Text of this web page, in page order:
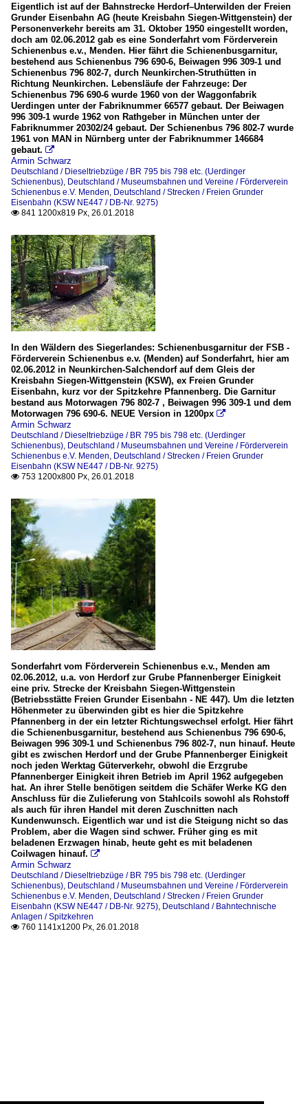
Eigentlich ist auf der Bahnstrecke Herdorf–Unterwilden der Freien
Grunder Eisenbahn AG (heute Kreisbahn Siegen-Wittgenstein) der
Personenverkehr bereits am 31. Oktober 1950 eingestellt worden,
doch am 02.06.2012 gab es eine Sonderfahrt vom Förderverein
Schienenbus e.v., Menden. Hier fährt die Schienenbusgarnitur,
bestehend aus Schienenbus 796 690-6, Beiwagen 996 309-1 und
Schienenbus 796 802-7, durch Neunkirchen-Struthütten in
Richtung Neunkirchen. Lebensläufe der Fahrzeuge: Der
Schienenbus 796 690-6 wurde 1960 von der Waggonfabrik
Uerdingen unter der Fabriknummer 66577 gebaut. Der Beiwagen
996 309-1 wurde 1962 von Rathgeber in München unter der
Fabriknummer 20302/24 gebaut. Der Schienenbus 796 802-7 wurde
1961 von MAN in Nürnberg unter der Fabriknummer 146684
gebaut. 
Armin Schwarz
Deutschland / Dieseltriebzüge / BR 795 bis 798 etc. (Uerdinger
Schienenbus) Deutschland / Museumsbahnen und Vereine / Förderverein
Schienenbus e.V. Menden Deutschland / Strecken / Freien Grunder
Eisenbahn (KSW NE447 / DB-Nr. 9275)
 841 1200x819 Px, 26.01.2018
In den Wäldern des Siegerlandes: Schienenbusgarnitur der FSB -
Förderverein Schienenbus e.v. (Menden) auf Sonderfahrt, hier am
02.06.2012 in Neunkirchen-Salchendorf auf dem Gleis der
Kreisbahn Siegen-Wittgenstein (KSW), ex Freien Grunder
Eisenbahn, kurz vor der Spitzkehre Pfannenberg. Die Garnitur
bestand aus Motorwagen 796 802-7 , Beiwagen 996 309-1 und dem
Motorwagen 796 690-6. NEUE Version in 1200px 
Armin Schwarz
Deutschland / Dieseltriebzüge / BR 795 bis 798 etc. (Uerdinger
Schienenbus) Deutschland / Museumsbahnen und Vereine / Förderverein
Schienenbus e.V. Menden Deutschland / Strecken / Freien Grunder
Eisenbahn (KSW NE447 / DB-Nr. 9275)
 753 1200x800 Px, 26.01.2018
Sonderfahrt vom Förderverein Schienenbus e.v., Menden am
02.06.2012, u.a. von Herdorf zur Grube Pfannenberger Einigkeit
eine priv. Strecke der Kreisbahn Siegen-Wittgenstein
(Betriebsstätte Freien Grunder Eisenbahn - NE 447). Um die letzten
Höhenmeter zu überwinden gibt es hier die Spitzkehre
Pfannenberg in der ein letzter Richtungswechsel erfolgt. Hier fährt
die Schienenbusgarnitur, bestehend aus Schienenbus 796 690-6,
Beiwagen 996 309-1 und Schienenbus 796 802-7, nun hinauf. Heute
gibt es zwischen Herdorf und der Grube Pfannenberger Einigkeit
noch jeden Werktag Güterverkehr, obwohl die Erzgrube
Pfannenberger Einigkeit ihren Betrieb im April 1962 aufgegeben
hat. An ihrer Stelle benötigen seitdem die Schäfer Werke KG den
Anschluss für die Zulieferung von Stahlcoils sowohl als Rohstoff
als auch für ihren Handel mit deren Zuschnitten nach
Kundenwunsch. Eigentlich war und ist die Steigung nicht so das
Problem, aber die Wagen sind schwer. Früher ging es mit
beladenen Erzwagen hinab, heute geht es mit beladenen
Coilwagen hinauf. 
Armin Schwarz
Deutschland / Dieseltriebzüge / BR 795 bis 798 etc. (Uerdinger
Schienenbus), Deutschland / Museumsbahnen und Vereine / Förderverein
Schienenbus e.V. Menden, Deutschland / Strecken / Freien Grunder
Eisenbahn (KSW NE447 / DB-Nr. 9275), Deutschland / Bahntechnische
Anlagen / Spitzkehren
 760 1141x1200 Px, 26.01.2018